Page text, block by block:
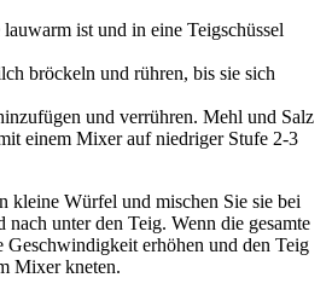
ist und in eine Teigschüssel
bröckeln und rühren, bis sie sich
und verrühren. Mehl und Salz
einem Mixer auf niedriger Stufe 2-3
kleine Würfel und mischen Sie sie bei
unter den Teig. Wenn die gesamte
Geschwindigkeit erhöhen und den Teig
Mixer kneten.